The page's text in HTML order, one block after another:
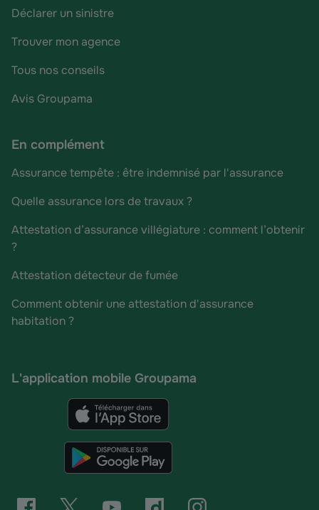
Déclarer un sinistre
Trouver mon agence
Tous nos conseils
Avis Groupama
En complément
Assurance tempête : être indemnisé par l'assurance
Quelle assurance lors de travaux ?
Attestation d’assurance villégiature : comment l’obtenir
?
Attestation détecteur de fumée
Comment obtenir une attestation d'assurance
habitation ?
L'application mobile Groupama